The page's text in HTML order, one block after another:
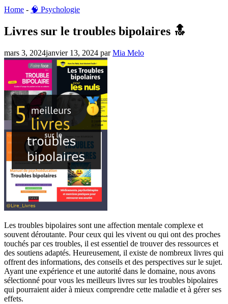
Home - 🧠 Psychologie
Livres sur le troubles bipolaires 🔝
mars 3, 2024janvier 13, 2024 parMia Melo
Les troubles bipolaires sont une affection mentale complexe et
souvent déroutante. Pour ceux qui les vivent ou qui ont des proches
touchés par ces troubles, il est essentiel de trouver des ressources et
des soutiens adaptés. Heureusement, il existe de nombreux livres qui
offrent des informations, des conseils et des perspectives sur le sujet.
Ayant une expérience et une autorité dans le domaine, nous avons
sélectionné pour vous les meilleurs livres sur les troubles bipolaires
qui pourraient aider à mieux comprendre cette maladie et à gérer ses
effets.